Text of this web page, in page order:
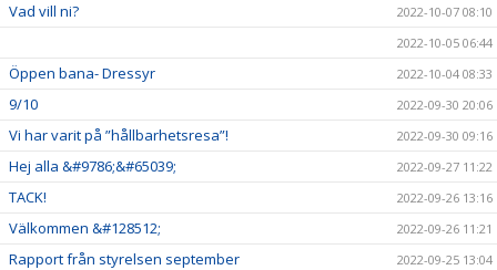
Vad vill ni?
2022-10-07 08:10
2022-10-05 06:44
Öppen bana- Dressyr 2022-10-04 08:33
9/10 2022-09-30 20:06
Vi har varit på ”hållbarhetsresa”! 2022-09-30 09:16
Hej alla &#9786;&#65039; 2022-09-27 11:22
TACK! 2022-09-26 13:16
Välkommen &#128512; 2022-09-26 11:21
Rapport från styrelsen september
2022-09-25 13:04